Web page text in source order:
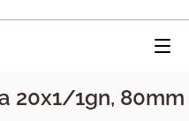
20x1/1gn, 80mm